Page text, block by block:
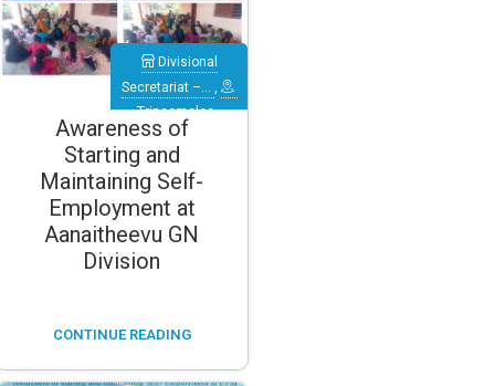
Awareness of
Starting and
Maintaining Self-
Employment at
Aanaitheevu GN
Division
Divisional
Secretariat –… ,
Trincomalee ,
Verugal
(Eachchilampattu)
CONTINUE READING